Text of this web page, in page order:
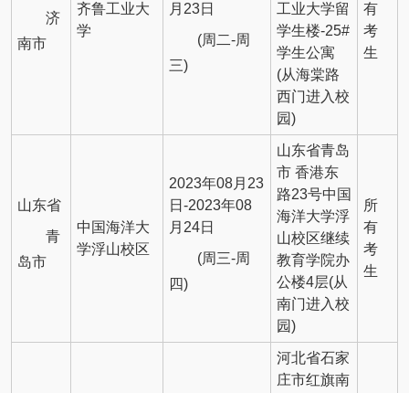
济
南市
齐鲁工业大
学
月23日
(周二-周
三)
工业大学留
学生楼-25#
学生公寓
(从海棠路
西门进入校
园)
有
考
生
山东省
青
岛市
中国海洋大
学浮山校区
2023年08月23
日-2023年08
月24日
(周三-周
四)
山东省青岛
市 香港东
路23号中国
海洋大学浮
山校区继续
教育学院办
公楼4层(从
南门进入校
园)
所
有
考
生
河北省石家
庄市红旗南